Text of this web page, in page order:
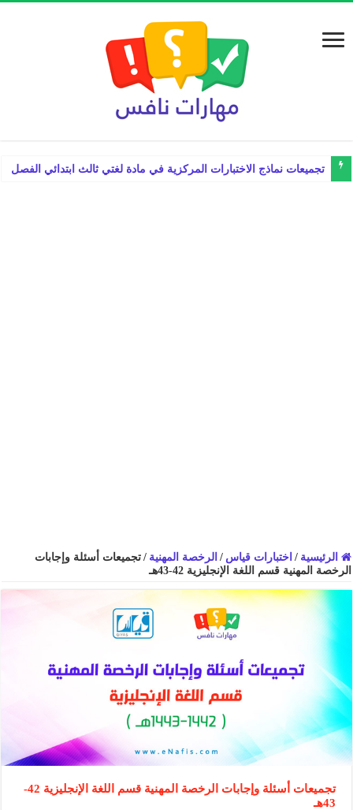
الرئيسية / اختبارات قياس / الرخصة المهنية / تجميعات أسئلة وإجابات
الرخصة المهنية قسم اللغة الإنجليزية 42-43هـ
تجميعات أسئلة وإجابات الرخصة المهنية قسم اللغة الإنجليزية 42-
43هـ